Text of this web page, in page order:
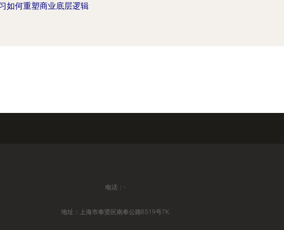
如何重塑商业底层逻辑
电话：-
地址：上海市奉贤区南奉公路8519号7K